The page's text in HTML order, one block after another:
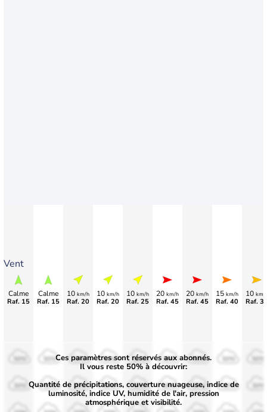
Vent
Calme
Raf. 15
Calme
Raf. 15
10 km/h
Raf. 20
10 km/h
Raf. 20
10 km/h
Raf. 25
20 km/h
Raf. 45
20 km/h
Raf. 45
15 km/h
Raf. 40
10 km/
Raf.
50%
30%
50%
30%
50%
30%
50%
30%
50%
30%
50%
30%
50%
30%
Ces paramètres sont réservés aux abonnés.
Il vous reste 50% à découvrir:
Quantité de précipitations, couverture nuageuse, indice de
luminosité, indice UV, humidité de l'air, pression
atmosphérique et visibilité.